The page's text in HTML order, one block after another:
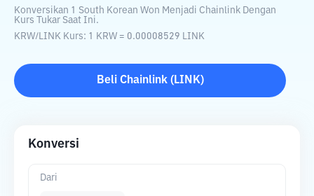
Konversikan 1 South Korean Won Menjadi Chainlink Dengan
Kurs Tukar Saat Ini.
KRW/LINK Kurs: 1 KRW = 0.00008529 LINK
Beli Chainlink( LINK)
Konversi
Dari